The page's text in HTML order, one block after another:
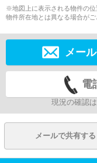
※地図上に表示される物件の
物件所在地とは異なる場合がご
メー
電
現況の確認
メールで共有する